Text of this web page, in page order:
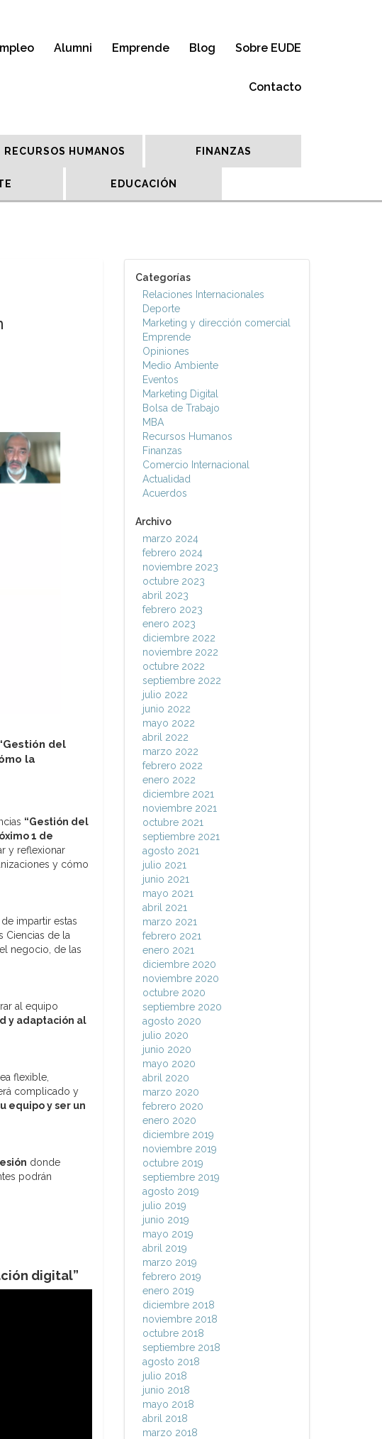
Alumni Emprende Blog Sobre EUDE
Contacto
RECURSOS HUMANOS FINANZAS
EDUCACIÓN
del
la
“Gestión del
1 de
y reflexionar
y cómo
impartir estas
Ciencias de la
negocio, de las
al equipo
y adaptación al
flexible,
complicado y
equipo y ser un
donde
podrán
digital”
Categorías
Relaciones Internacionales
Deporte
Marketing y dirección comercial
Emprende
Opiniones
Medio Ambiente
Eventos
Marketing Digital
Bolsa de Trabajo
MBA
Recursos Humanos
Finanzas
Comercio Internacional
Actualidad
Acuerdos
Archivo
marzo 2024
febrero 2024
noviembre 2023
octubre 2023
abril 2023
febrero 2023
enero 2023
diciembre 2022
noviembre 2022
octubre 2022
septiembre 2022
julio 2022
junio 2022
mayo 2022
abril 2022
marzo 2022
febrero 2022
enero 2022
diciembre 2021
noviembre 2021
octubre 2021
septiembre 2021
agosto 2021
julio 2021
junio 2021
mayo 2021
abril 2021
marzo 2021
febrero 2021
enero 2021
diciembre 2020
noviembre 2020
octubre 2020
septiembre 2020
agosto 2020
julio 2020
junio 2020
mayo 2020
abril 2020
marzo 2020
febrero 2020
enero 2020
diciembre 2019
noviembre 2019
octubre 2019
septiembre 2019
agosto 2019
julio 2019
junio 2019
mayo 2019
abril 2019
marzo 2019
febrero 2019
enero 2019
diciembre 2018
noviembre 2018
octubre 2018
septiembre 2018
agosto 2018
julio 2018
junio 2018
mayo 2018
abril 2018
marzo 2018